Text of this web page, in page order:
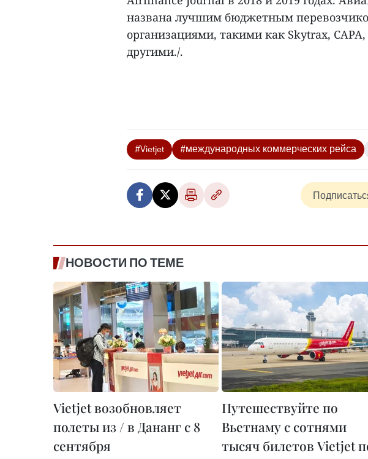
названа лучшим бюджетным
организациями, такими как Skytrax,
другими./.
#Vietjet #международных коммерческих рейса
НОВОСТИ ПО ТЕМЕ
Vietjet возобновляет
полеты из / в Дананг с 8
сентября
Путешествуйте по
Вьетнаму с сотнями
тысяч билетов Vietjet